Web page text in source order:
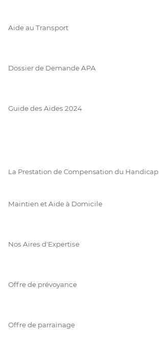
Aide au Transport
Dossier de Demande APA
Guide des Aides 2024
La Prestation de Compensation du Handicap
Maintien et Aide à Domicile
Nos Aires d'Expertise
Offre de prévoyance
Offre de parrainage